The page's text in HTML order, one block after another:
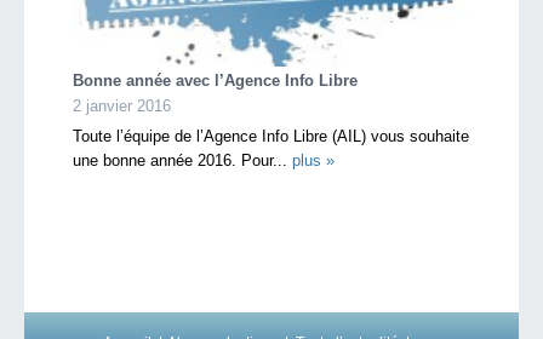
Bonne année avec l’Agence Info Libre
2 janvier 2016
Toute l’équipe de l’Agence Info Libre (AIL) vous souhaite
une bonne année 2016. Pour... plus »